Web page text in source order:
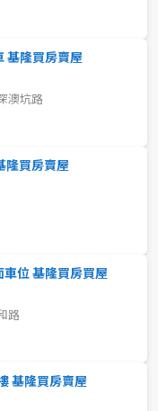
基隆買房賣屋
澳坑路
隆買房賣屋
位 基隆買房買屋
路
基隆買房賣屋